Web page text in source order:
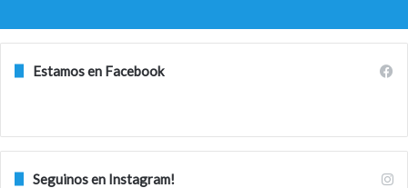
Estamos en Facebook
Seguinos en Instagram!